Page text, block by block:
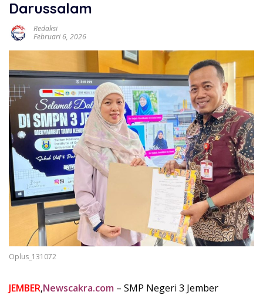
Darussalam
Redaksi
Februari 6, 2026
Oplus_131072
JEMBER,Newscakra.com – SMP Negeri 3 Jember